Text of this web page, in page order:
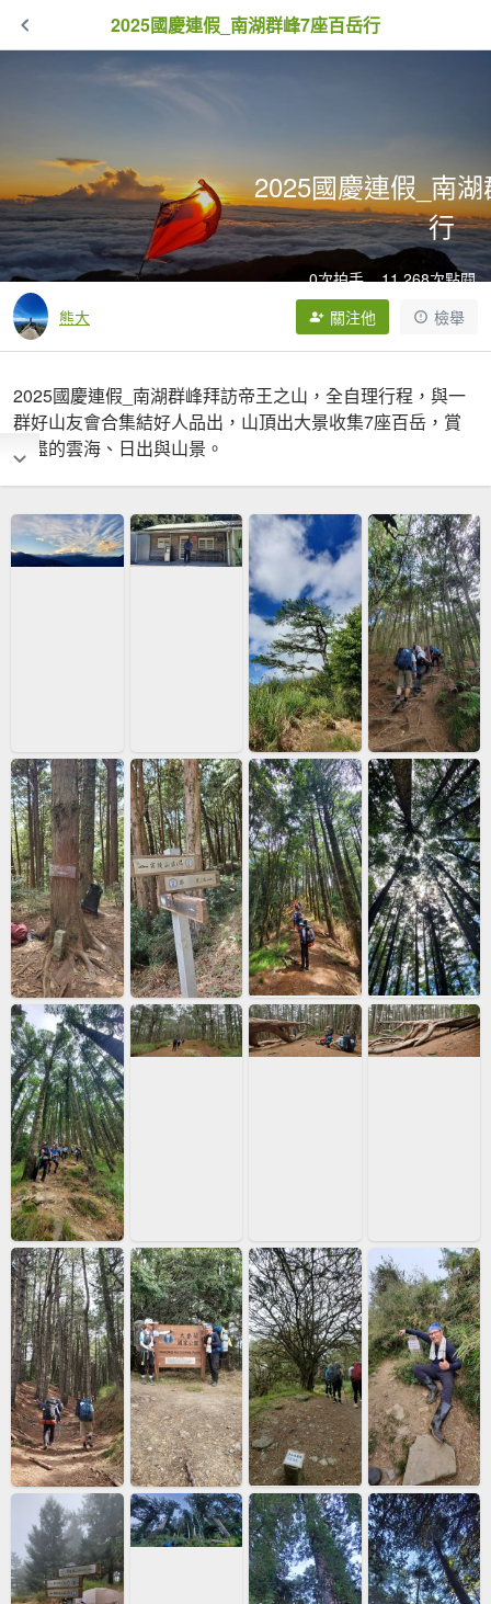
2025國慶連假_南湖群峰7座百岳行
2025國慶連假_南
行
0次拍手
11,268次點閱
熊大
關注他 檢舉
2025國慶連假_南湖群峰拜訪帝王之山，全自理行程，與一
群好山友會合集結好人品出，山頂出大景收集7座百岳，賞
不盡的雲海、日出與山景。